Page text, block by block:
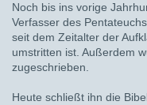
Noch bis ins vorige
Verfasser des
seit dem Zeitalter der
umstritten ist. Außerdem
zugeschrieben.
Heute schließt ihn die